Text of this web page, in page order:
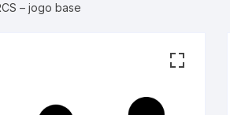
– jogo base